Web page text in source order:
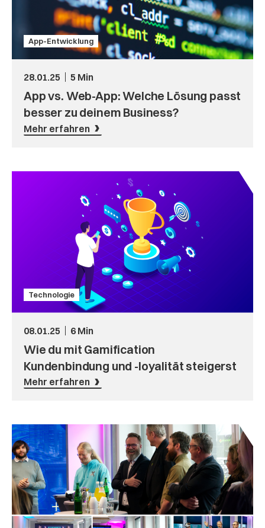
App-Entwicklung
28.01.25 5 Min
App vs. Web-App: Welche Lösung passt
besser zu deinem Business?
Mehr erfahren
Technologie
08.01.25 6 Min
Wie du mit Gamification
Kundenbindung und -loyalität steigerst
Mehr erfahren